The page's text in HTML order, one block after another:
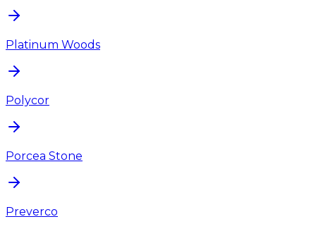
Platinum Woods
Polycor
Porcea Stone
Preverco